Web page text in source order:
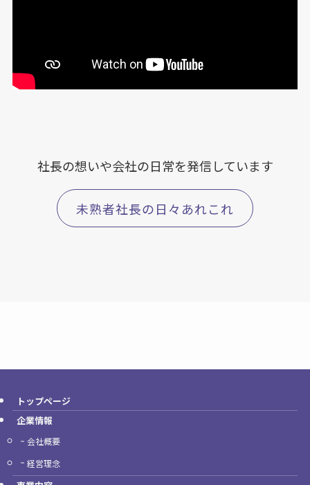
社長の想いや会社の日常を発信しています
未熟者社長の日々あれこれ
トップページ
企業情報
会社概要
経営理念